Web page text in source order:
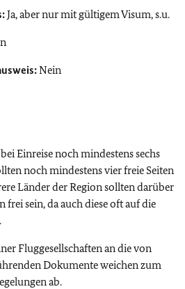
Ja, aber nur mit gültigem Visum, s.u.
Nein
Einreise noch mindestens sechs
noch mindestens vier freie Seiten
Länder der Region sollten darüber
frei sein, da auch diese oft auf die
Fluggesellschaften an die von
Dokumente weichen zum
ab.